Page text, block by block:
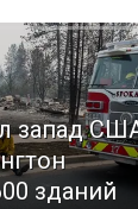
запад
зданий